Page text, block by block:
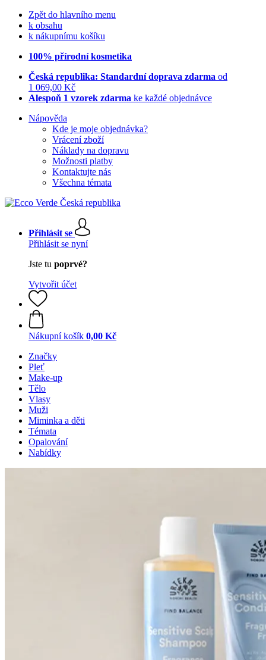
Zpět do hlavního menu
k obsahu
k nákupnímu košíku
100% přírodní kosmetika
Česká republika: Standardní doprava zdarma od
1 069,00 Kč
Alespoň 1 vzorek zdarma ke každé objednávce
Nápověda
Kde je moje objednávka?
Vrácení zboží
Náklady na dopravu
Možnosti platby
Kontaktujte nás
Všechna témata
Přihlásit se
Přihlásit se nyní
Jste tu poprvé?
Vytvořit účet
Nákupní košík 0,00 Kč
Značky
Pleť
Make-up
Tělo
Vlasy
Muži
Miminka a děti
Témata
Opalování
Nabídky